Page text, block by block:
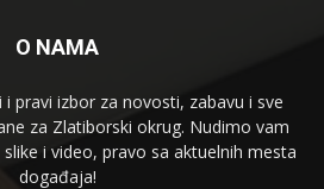
O NAMA
pravi izbor za novosti, zabavu i sve
za Zlatiborski okrug. Nudimo vam
i video, pravo sa aktuelnih mesta
događaja!